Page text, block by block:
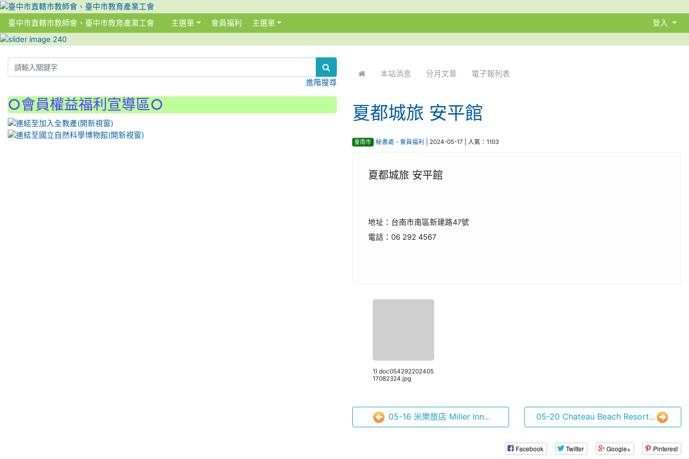
臺中市直轄市教師會、臺中市教育產業工會 主選單 會員福利 主選單 登入
本站消息 分月文章 電子報列表
夏都城旅 安平館
臺南市 秘書處 - 會員福利 | 2024-05-17 | 人氣：1103
夏都城旅 安平館
地址：台南市南區新建路47號
電話：06 292 4567
1) doc054292202405
17082324.jpg
05-16 米樂旅店 Miller Inn... 05-20 Chateau Beach Resort...
Facebook Twitter Google+ Pinterest
進階搜尋
○會員權益福利宣導區○